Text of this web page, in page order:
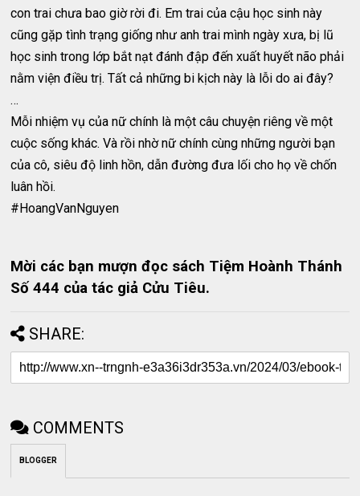
con trai chưa bao giờ rời đi. Em trai của cậu học sinh này
cũng gặp tình trạng giống như anh trai mình ngày xưa, bị lũ
học sinh trong lớp bắt nạt đánh đập đến xuất huyết não phải
nằm viện điều trị. Tất cả những bi kịch này là lỗi do ai đây?
…
Mỗi nhiệm vụ của nữ chính là một câu chuyện riêng về một
cuộc sống khác. Và rồi nhờ nữ chính cùng những người bạn
của cô, siêu độ linh hồn, dẫn đường đưa lối cho họ về chốn
luân hồi.
#HoangVanNguyen
Mời các bạn mượn đọc sách Tiệm Hoành Thánh
Số 444 của tác giả Cửu Tiêu.
SHARE:
COMMENTS
BLOGGER